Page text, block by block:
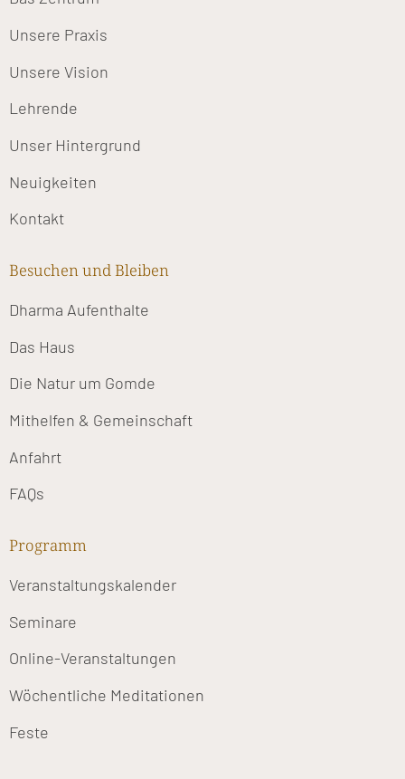
Unsere Praxis
Unsere Vision
Lehrende
Unser Hintergrund
Neuigkeiten
Kontakt
Besuchen und Bleiben
Dharma Aufenthalte
Das Haus
Die Natur um Gomde
Mithelfen & Gemeinschaft
Anfahrt
FAQs
Programm
Veranstaltungskalender
Seminare
Online-Veranstaltungen
Wöchentliche Meditationen
Feste